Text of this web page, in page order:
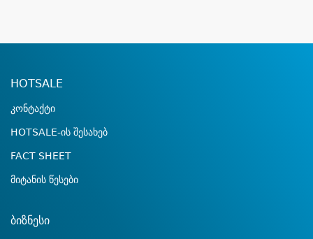
HOTSALE
კონტაქტი
HOTSALE-ის შესახებ
FACT SHEET
მიტანის წესები
ბიზნესი